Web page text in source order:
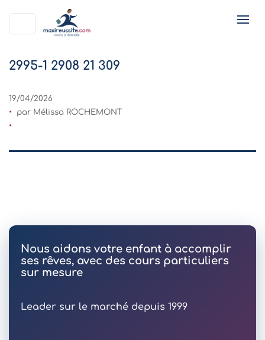
2995-1 2908 21 309
19/04/2026
par Mélissa ROCHEMONT
Nous aidons votre enfant à accomplir
ses rêves, avec des cours particuliers
sur mesure
Leader sur le marché depuis 1999